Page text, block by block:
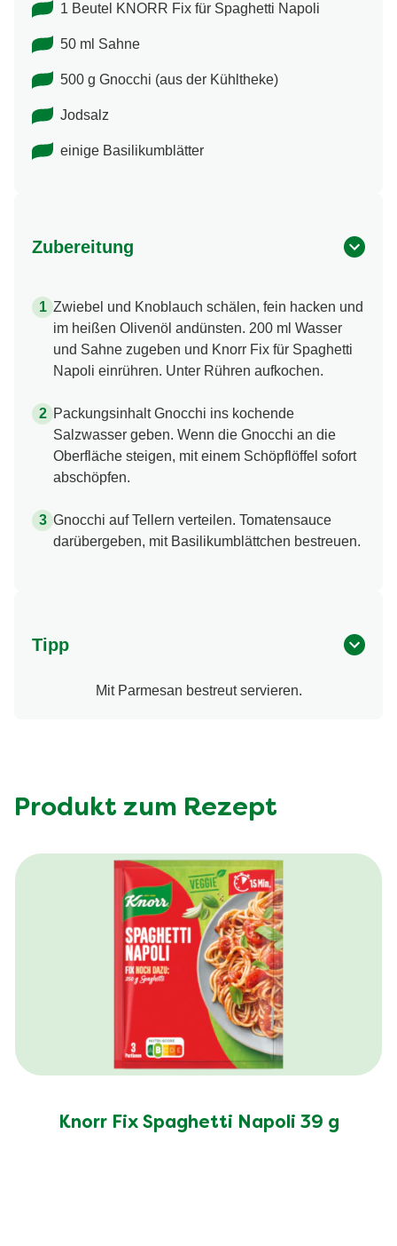
1 Beutel KNORR Fix für Spaghetti Napoli
50 ml Sahne
500 g Gnocchi (aus der Kühltheke)
Jodsalz
einige Basilikumblätter
Zubereitung
Zwiebel und Knoblauch schälen, fein hacken und
im heißen Olivenöl andünsten. 200 ml Wasser
und Sahne zugeben und Knorr Fix für Spaghetti
Napoli einrühren. Unter Rühren aufkochen.
Packungsinhalt Gnocchi ins kochende
Salzwasser geben. Wenn die Gnocchi an die
Oberfläche steigen, mit einem Schöpflöffel sofort
abschöpfen.
Gnocchi auf Tellern verteilen. Tomatensauce
darübergeben, mit Basilikumblättchen bestreuen.
Tipp
Mit Parmesan bestreut servieren.
Produkt zum Rezept
Knorr Fix Spaghetti Napoli 39 g